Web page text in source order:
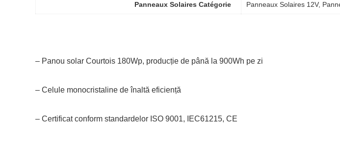
Panneaux Solaires Catégorie Panneaux Solaires 12V,
– Panou solar Courtois 180Wp, producție de până la 900Wh pe zi
– Celule monocristaline de înaltă eficiență
– Certificat conform standardelor ISO 9001, IEC61215, CE